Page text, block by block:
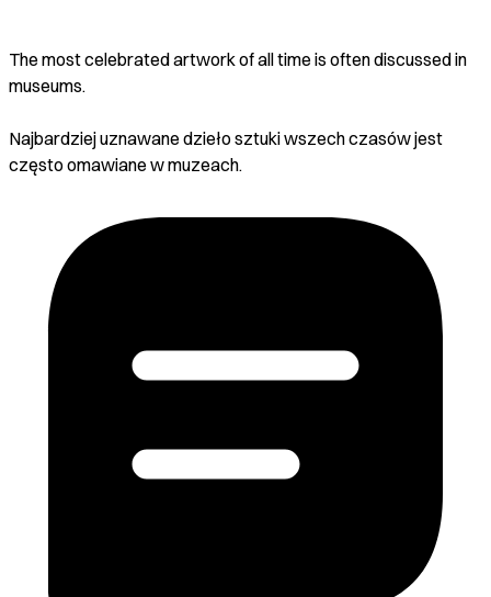
The most celebrated artwork of all time is often discussed in
museums.
Najbardziej uznawane dzieło sztuki wszech czasów jest
często omawiane w muzeach.